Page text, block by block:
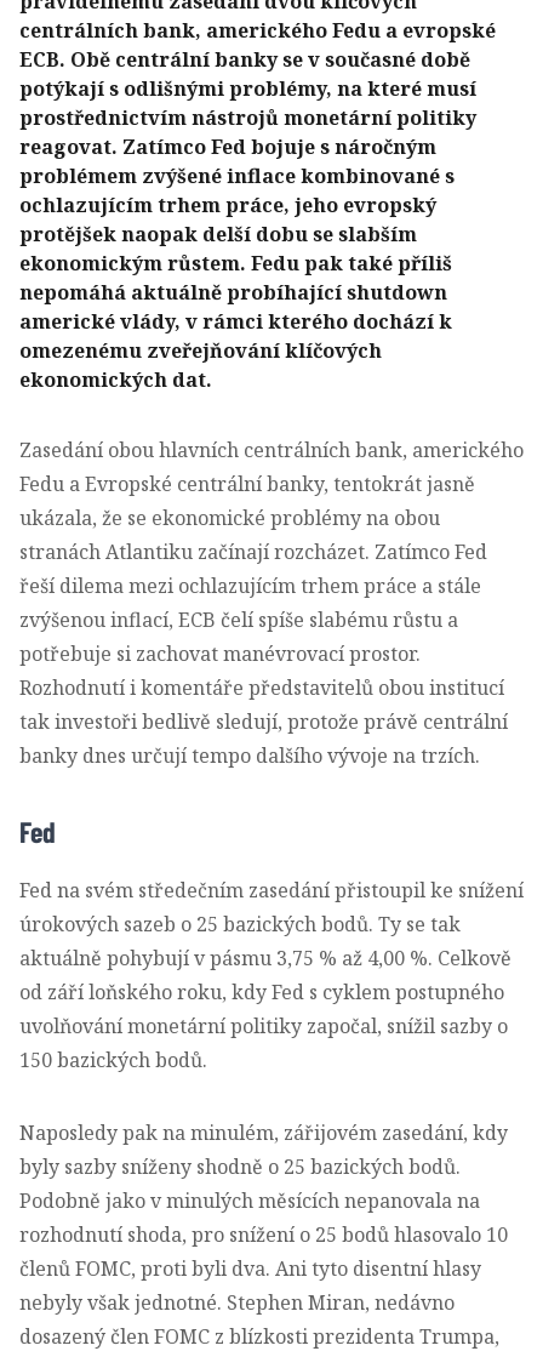
centrálních bank, amerického Fedu a evropské
ECB. Obě centrální banky se v současné době
potýkají s odlišnými problémy, na které musí
prostřednictvím nástrojů monetární politiky
reagovat. Zatímco Fed bojuje s náročným
problémem zvýšené inflace kombinované s
ochlazujícím trhem práce, jeho evropský
protějšek naopak delší dobu se slabším
ekonomickým růstem. Fedu pak také příliš
nepomáhá aktuálně probíhající shutdown
americké vlády, v rámci kterého dochází k
omezenému zveřejňování klíčových
ekonomických dat.
Zasedání obou hlavních centrálních bank, amerického
Fedu a Evropské centrální banky, tentokrát jasně
ukázala, že se ekonomické problémy na obou
stranách Atlantiku začínají rozcházet. Zatímco Fed
řeší dilema mezi ochlazujícím trhem práce a stále
zvýšenou inflací, ECB čelí spíše slabému růstu a
potřebuje si zachovat manévrovací prostor.
Rozhodnutí i komentáře představitelů obou institucí
tak investoři bedlivě sledují, protože právě centrální
banky dnes určují tempo dalšího vývoje na trzích.
Fed
Fed na svém středečním zasedání přistoupil ke snížení
úrokových sazeb o 25 bazických bodů. Ty se tak
aktuálně pohybují v pásmu 3,75 % až 4,00 %. Celkově
od září loňského roku, kdy Fed s cyklem postupného
uvolňování monetární politiky započal, snížil sazby o
150 bazických bodů.
Naposledy pak na minulém, zářijovém zasedání, kdy
byly sazby sníženy shodně o 25 bazických bodů.
Podobně jako v minulých měsících nepanovala na
rozhodnutí shoda, pro snížení o 25 bodů hlasovalo 10
členů FOMC, proti byli dva. Ani tyto disentní hlasy
nebyly však jednotné. Stephen Miran, nedávno
dosazený člen FOMC z blízkosti prezidenta Trumpa,